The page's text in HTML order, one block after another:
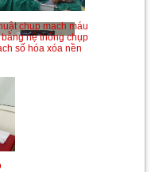
chụp mạch máu
hệ thống chụp
số hóa xóa nền